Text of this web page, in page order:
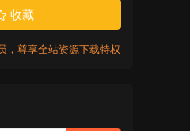
收藏
，尊享全站资源下载特权